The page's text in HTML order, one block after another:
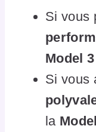
Si vous
Model 3
Si vous
la